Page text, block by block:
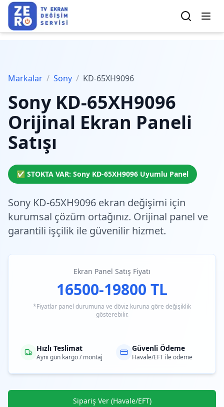
Markalar / Sony / KD-65XH9096
Sony KD-65XH9096
Orijinal Ekran Paneli
Satışı
✅ STOKTA VAR: Sony KD-65XH9096 Uyumlu Panel
Sony KD-65XH9096 ekran değişimi için
kurumsal çözüm ortağınız. Orijinal panel ve
garantili işçilik ile güvenilir hizmet.
Ekran Panel Satış Fiyatı
16500-19800 TL
*Fiyatlar panel durumuna ve döviz kuruna göre değişiklik
gösterebilir.
Hızlı Teslimat
Aynı gün kargo / montaj
Güvenli Ödeme
Havale/EFT ile ödeme
Sipariş Ver (Havale/EFT)